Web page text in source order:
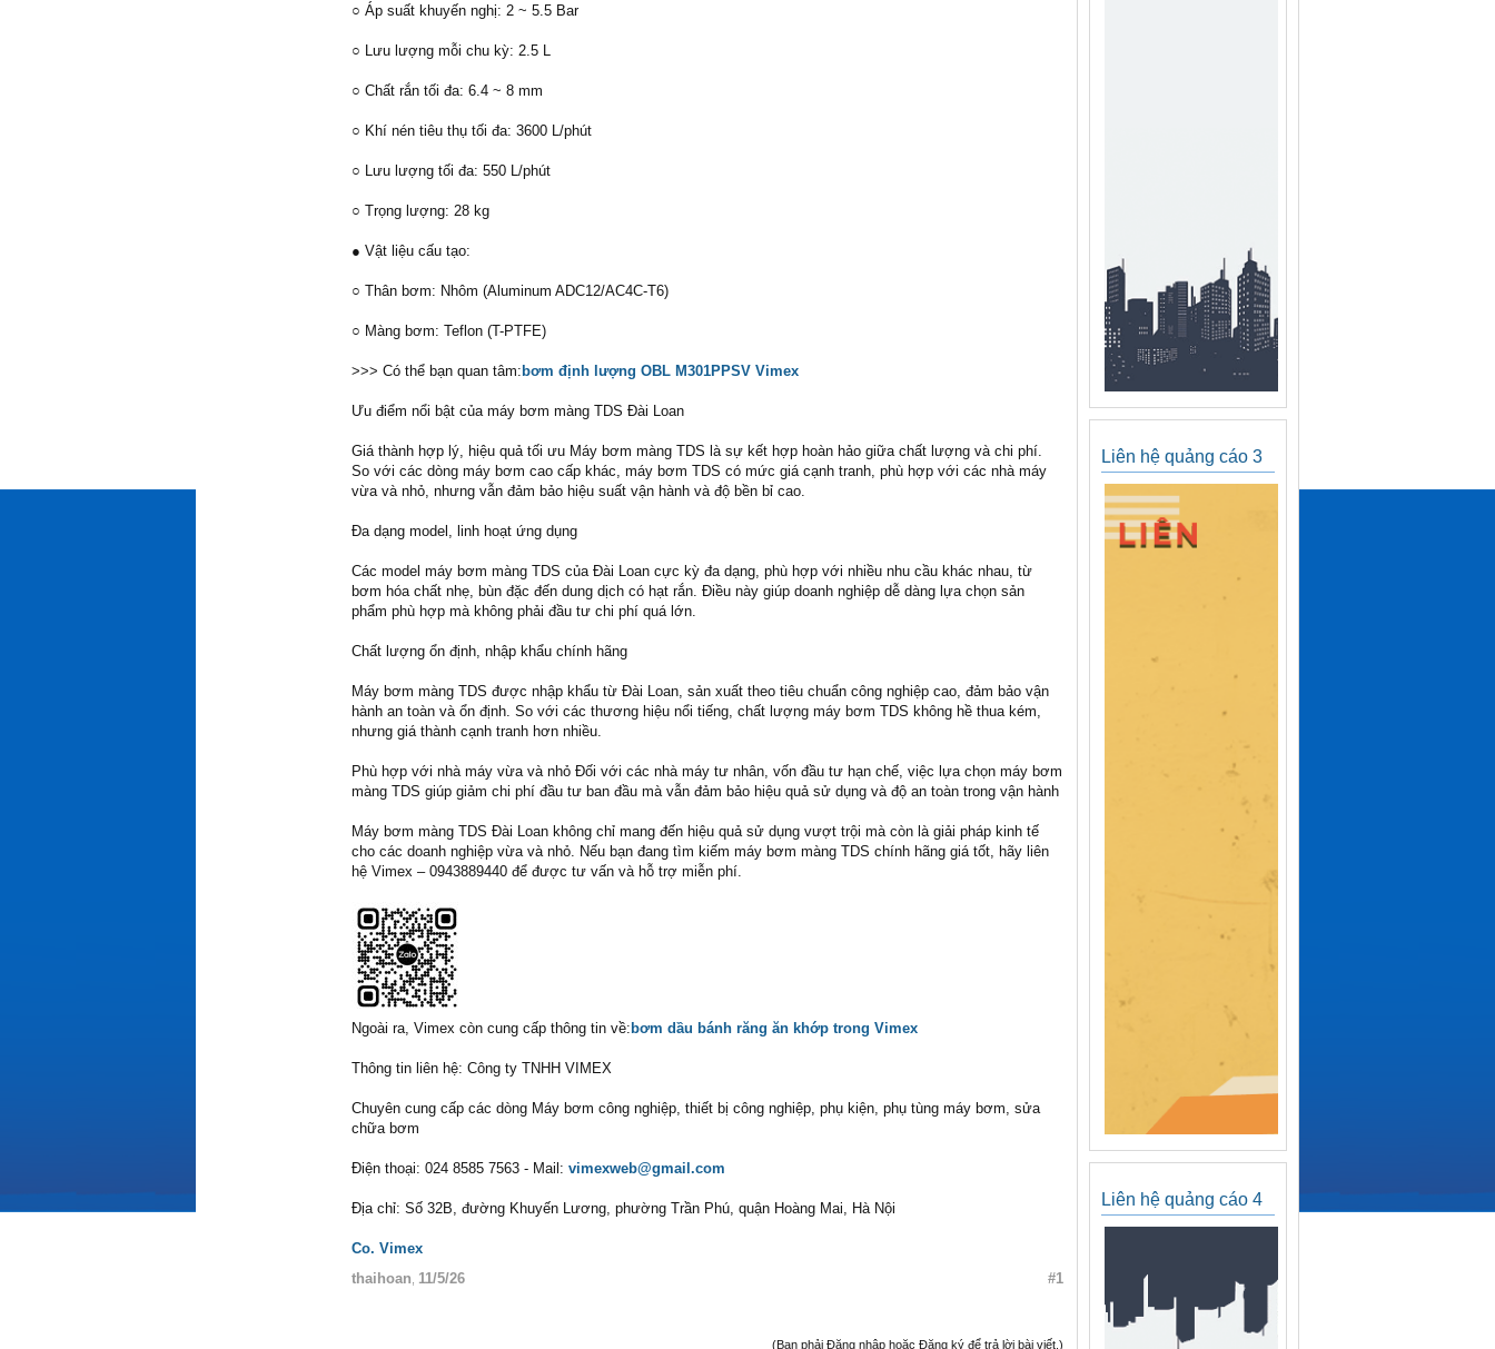
○ Áp suất khuyến nghị: 2 ~ 5.5 Bar
○ Lưu lượng mỗi chu kỳ: 2.5 L
○ Chất rắn tối đa: 6.4 ~ 8 mm
○ Khí nén tiêu thụ tối đa: 3600 L/phút
○ Lưu lượng tối đa: 550 L/phút
○ Trọng lượng: 28 kg
● Vật liệu cấu tạo:
○ Thân bơm: Nhôm (Aluminum ADC12/AC4C-T6)
○ Màng bơm: Teflon (T-PTFE)
>>> Có thể bạn quan tâm: bơm định lượng OBL M301PPSV Vimex
Ưu điểm nổi bật của máy bơm màng TDS Đài Loan
Giá thành hợp lý, hiệu quả tối ưu Máy bơm màng TDS là sự kết hợp hoàn hảo giữa chất lượng và chi phí.
So với các dòng máy bơm cao cấp khác, máy bơm TDS có mức giá cạnh tranh, phù hợp với các nhà máy
vừa và nhỏ, nhưng vẫn đảm bảo hiệu suất vận hành và độ bền bỉ cao.
Đa dạng model, linh hoạt ứng dụng
Các model máy bơm màng TDS của Đài Loan cực kỳ đa dạng, phù hợp với nhiều nhu cầu khác nhau, từ
bơm hóa chất nhẹ, bùn đặc đến dung dịch có hạt rắn. Điều này giúp doanh nghiệp dễ dàng lựa chọn sản
phẩm phù hợp mà không phải đầu tư chi phí quá lớn.
Chất lượng ổn định, nhập khẩu chính hãng
Máy bơm màng TDS được nhập khẩu từ Đài Loan, sản xuất theo tiêu chuẩn công nghiệp cao, đảm bảo vận
hành an toàn và ổn định. So với các thương hiệu nổi tiếng, chất lượng máy bơm TDS không hề thua kém,
nhưng giá thành cạnh tranh hơn nhiều.
Phù hợp với nhà máy vừa và nhỏ Đối với các nhà máy tư nhân, vốn đầu tư hạn chế, việc lựa chọn máy bơm
màng TDS giúp giảm chi phí đầu tư ban đầu mà vẫn đảm bảo hiệu quả sử dụng và độ an toàn trong vận hành
Máy bơm màng TDS Đài Loan không chỉ mang đến hiệu quả sử dụng vượt trội mà còn là giải pháp kinh tế
cho các doanh nghiệp vừa và nhỏ. Nếu bạn đang tìm kiếm máy bơm màng TDS chính hãng giá tốt, hãy liên
hệ Vimex – 0943889440 để được tư vấn và hỗ trợ miễn phí.
Ngoài ra, Vimex còn cung cấp thông tin về: bơm dầu bánh răng ăn khớp trong Vimex
Thông tin liên hệ: Công ty TNHH VIMEX
Chuyên cung cấp các dòng Máy bơm công nghiệp, thiết bị công nghiệp, phụ kiện, phụ tùng máy bơm, sửa
chữa bơm
Điện thoại: 024 8585 7563 - Mail: vimexweb@gmail.com
Địa chỉ: Số 32B, đường Khuyến Lương, phường Trần Phú, quận Hoàng Mai, Hà Nội
Co. Vimex
thaihoan 11/5/26 #1
(Bạn phải Đăng nhập hoặc Đăng ký để trả lời bài viết.)
Liên hệ quảng cáo 3
Liên hệ quảng cáo 4